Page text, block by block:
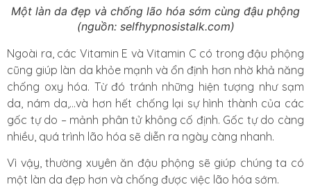
Một làn da đẹp và chống lão hóa sớm cùng đậu phộng
(nguồn: selfhypnosistalk.com)
Ngoài ra, các Vitamin E và Vitamin C có trong đậu phộng
cũng giúp làn da khỏe mạnh và ổn định hơn nhờ khả năng
chống oxy hóa. Từ đó tránh những hiện tượng như sạm
da, nám da,…và hơn hết chống lại sự hình thành của các
gốc tự do – mảnh phân tử không cố định. Gốc tự do càng
nhiều, quá trình lão hóa sẽ diễn ra ngày càng nhanh.
Vì vậy, thường xuyên ăn đậu phộng sẽ giúp chúng ta có
một làn da đẹp hơn và chống được việc lão hóa sớm.